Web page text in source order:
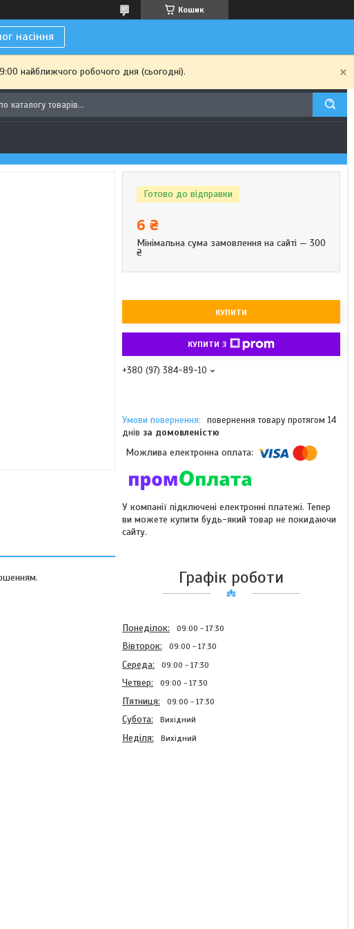
Кошик
насіння
найближчого робочого дня (сьогодні).
Готово до відправки
6 ₴
Мінімальна сума замовлення на сайті — 300
₴
КУПИТИ
КУПИТИ З
+380 (97) 384-89-10
повернення товару протягом 14
днів за домовленістю
У компанії підключені електронні платежі. Тепер
ви можете купити будь-який товар не покидаючи
сайту.
Графік роботи
Понеділок 09:00 17:30
Вівторок 09:00 17:30
Середа 09:00 17:30
Четвер 09:00 17:30
Пʼятниця 09:00 17:30
Субота Вихідний
Неділя Вихідний